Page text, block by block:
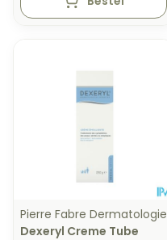
Pierre Fabre Dermatologie
Dexeryl Creme Tube